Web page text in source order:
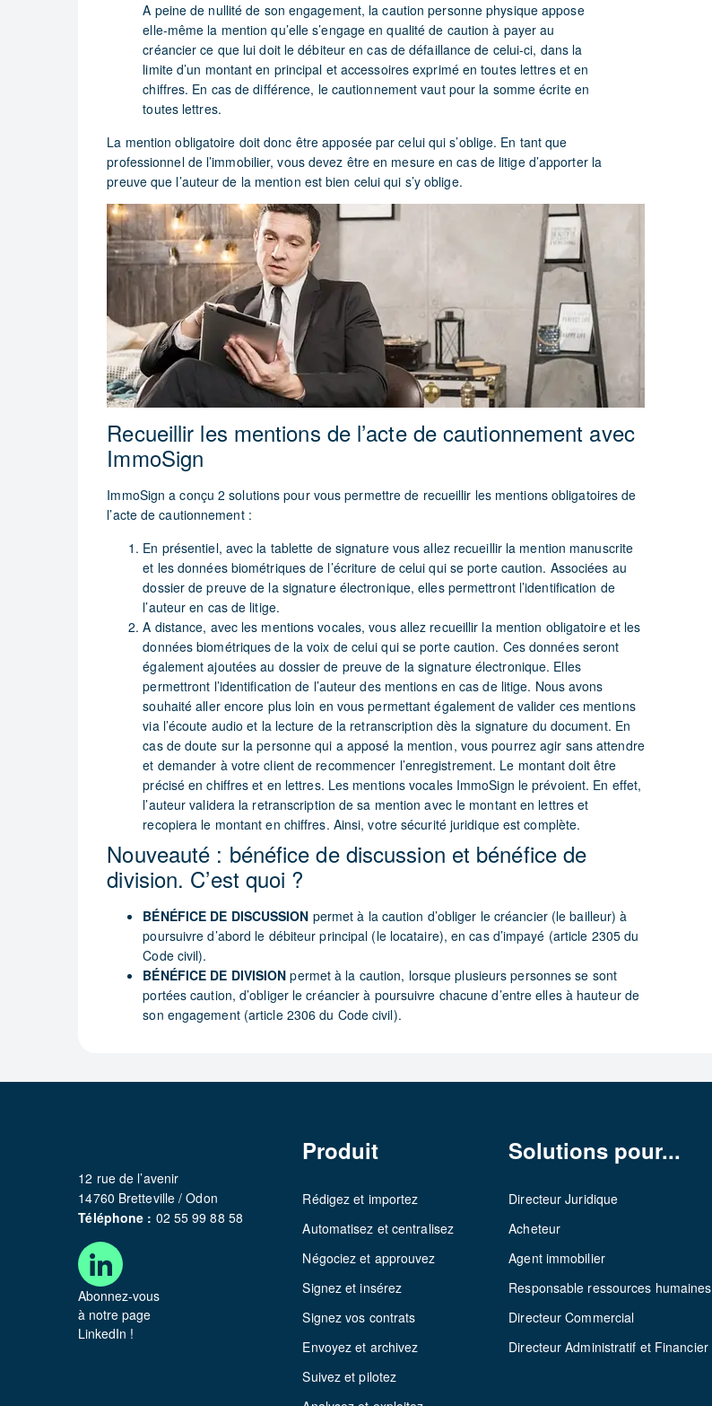
A peine de nullité de son engagement, la caution personne physique appose
elle-même la mention qu’elle s’engage en qualité de caution à payer au
créancier ce que lui doit le débiteur en cas de défaillance de celui-ci, dans la
limite d’un montant en principal et accessoires exprimé en toutes lettres et en
chiffres. En cas de différence, le cautionnement vaut pour la somme écrite en
toutes lettres.
La mention obligatoire doit donc être apposée par celui qui s’oblige. En tant que
professionnel de l’immobilier, vous devez être en mesure en cas de litige d’apporter la
preuve que l’auteur de la mention est bien celui qui s’y oblige.
Recueillir les mentions de l’acte de cautionnement avec
ImmoSign
ImmoSign a conçu 2 solutions pour vous permettre de recueillir les mentions obligatoires de
l’acte de cautionnement :
En présentiel, avec la tablette de signature vous allez recueillir la mention manuscrite
et les données biométriques de l’écriture de celui qui se porte caution. Associées au
dossier de preuve de la signature électronique, elles permettront l’identification de
l’auteur en cas de litige.
A distance, avec les mentions vocales, vous allez recueillir la mention obligatoire et les
données biométriques de la voix de celui qui se porte caution. Ces données seront
également ajoutées au dossier de preuve de la signature électronique. Elles
permettront l’identification de l’auteur des mentions en cas de litige. Nous avons
souhaité aller encore plus loin en vous permettant également de valider ces mentions
via l’écoute audio et la lecture de la retranscription dès la signature du document. En
cas de doute sur la personne qui a apposé la mention, vous pourrez agir sans attendre
et demander à votre client de recommencer l’enregistrement. Le montant doit être
précisé en chiffres et en lettres. Les mentions vocales ImmoSign le prévoient. En effet,
l’auteur validera la retranscription de sa mention avec le montant en lettres et
recopiera le montant en chiffres. Ainsi, votre sécurité juridique est complète.
Nouveauté : bénéfice de discussion et bénéfice de
division. C’est quoi ?
BÉNÉFICE DE DISCUSSION permet à la caution d’obliger le créancier (le bailleur) à
poursuivre d’abord le débiteur principal (le locataire), en cas d’impayé (article 2305 du
Code civil).
BÉNÉFICE DE DIVISION permet à la caution, lorsque plusieurs personnes se sont
portées caution, d’obliger le créancier à poursuivre chacune d’entre elles à hauteur de
son engagement (article 2306 du Code civil).
12 rue de l’avenir
14760 Bretteville / Odon
Téléphone : 02 55 99 88 58
Abonnez-vous
à notre page
LinkedIn !
Produit
Rédigez et importez
Automatisez et centralisez
Négociez et approuvez
Signez et insérez
Signez vos contrats
Envoyez et archivez
Suivez et pilotez
Solutions pour...
Directeur Juridique
Acheteur
Agent immobilier
Responsable ressources humaines
Directeur Commercial
Directeur Administratif et Financier